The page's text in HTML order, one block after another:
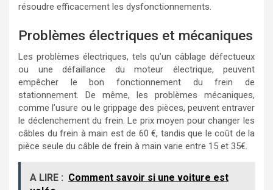
résoudre efficacement les dysfonctionnements.
Problèmes électriques et mécaniques
Les problèmes électriques, tels qu’un câblage défectueux
ou une défaillance du moteur électrique, peuvent
empêcher le bon fonctionnement du frein de
stationnement. De même, les problèmes mécaniques,
comme l’usure ou le grippage des pièces, peuvent entraver
le déclenchement du frein. Le prix moyen pour changer les
câbles du frein à main est de 60 €, tandis que le coût de la
pièce seule du câble de frein à main varie entre 15 et 35€.
A LIRE : Comment savoir si une voiture est